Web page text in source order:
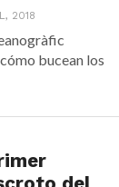
2018
bucean los